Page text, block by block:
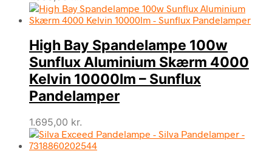
High Bay Spandelampe 100w
Sunflux Aluminium Skærm 4000
Kelvin 10000lm – Sunflux
Pandelamper
1.695,00 kr.